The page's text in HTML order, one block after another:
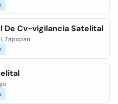
De Cv-vigilancia Satelital
Zapopan